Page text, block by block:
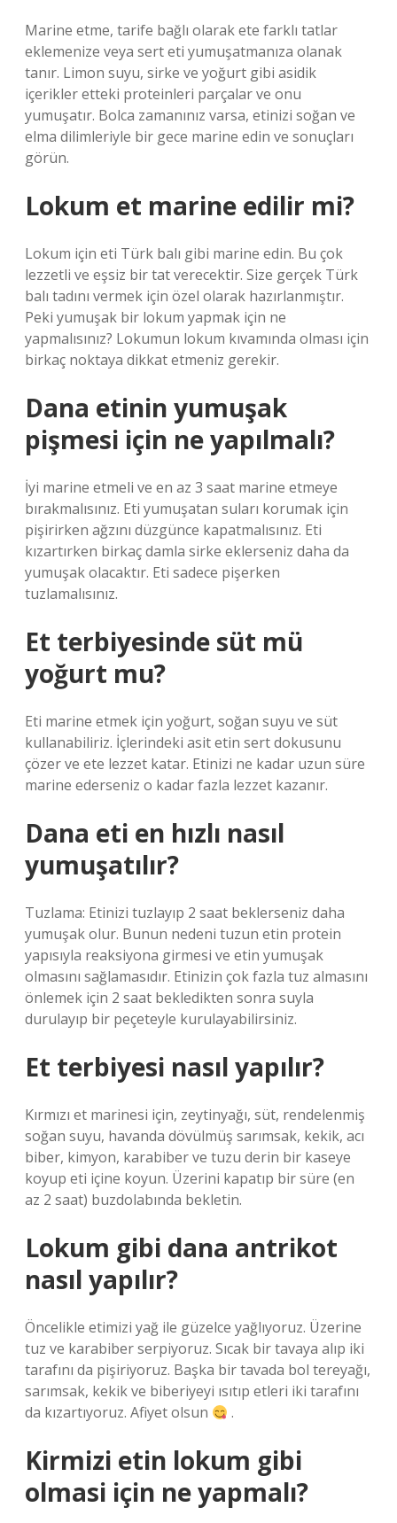
Marine etme, tarife bağlı olarak ete farklı tatlar
eklemenize veya sert eti yumuşatmanıza olanak
tanır. Limon suyu, sirke ve yoğurt gibi asidik
içerikler etteki proteinleri parçalar ve onu
yumuşatır. Bolca zamanınız varsa, etinizi soğan ve
elma dilimleriyle bir gece marine edin ve sonuçları
görün.
Lokum et marine edilir mi?
Lokum için eti Türk balı gibi marine edin. Bu çok
lezzetli ve eşsiz bir tat verecektir. Size gerçek Türk
balı tadını vermek için özel olarak hazırlanmıştır.
Peki yumuşak bir lokum yapmak için ne
yapmalısınız? Lokumun lokum kıvamında olması için
birkaç noktaya dikkat etmeniz gerekir.
Dana etinin yumuşak
pişmesi için ne yapılmalı?
İyi marine etmeli ve en az 3 saat marine etmeye
bırakmalısınız. Eti yumuşatan suları korumak için
pişirirken ağzını düzgünce kapatmalısınız. Eti
kızartırken birkaç damla sirke eklerseniz daha da
yumuşak olacaktır. Eti sadece pişerken
tuzlamalısınız.
Et terbiyesinde süt mü
yoğurt mu?
Eti marine etmek için yoğurt, soğan suyu ve süt
kullanabiliriz. İçlerindeki asit etin sert dokusunu
çözer ve ete lezzet katar. Etinizi ne kadar uzun süre
marine ederseniz o kadar fazla lezzet kazanır.
Dana eti en hızlı nasıl
yumuşatılır?
Tuzlama: Etinizi tuzlayıp 2 saat beklerseniz daha
yumuşak olur. Bunun nedeni tuzun etin protein
yapısıyla reaksiyona girmesi ve etin yumuşak
olmasını sağlamasıdır. Etinizin çok fazla tuz almasını
önlemek için 2 saat bekledikten sonra suyla
durulayıp bir peçeteyle kurulayabilirsiniz.
Et terbiyesi nasıl yapılır?
Kırmızı et marinesi için, zeytinyağı, süt, rendelenmiş
soğan suyu, havanda dövülmüş sarımsak, kekik, acı
biber, kimyon, karabiber ve tuzu derin bir kaseye
koyup eti içine koyun. Üzerini kapatıp bir süre (en
az 2 saat) buzdolabında bekletin.
Lokum gibi dana antrikot
nasıl yapılır?
Öncelikle etimizi yağ ile güzelce yağlıyoruz. Üzerine
tuz ve karabiber serpiyoruz. Sıcak bir tavaya alıp iki
tarafını da pişiriyoruz. Başka bir tavada bol tereyağı,
sarımsak, kekik ve biberiyeyi ısıtıp etleri iki tarafını
da kızartıyoruz. Afiyet olsun
.
Kirmizi etin lokum gibi
olmasi için ne yapmalı?